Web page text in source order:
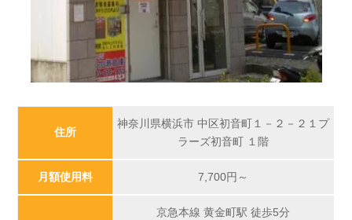
住所
神奈川県横浜市 中区初音町１－２－２１プ
ラーズ初音町 １階
月額使用料 7,700円～
京急本線 黄金町駅 徒歩5分